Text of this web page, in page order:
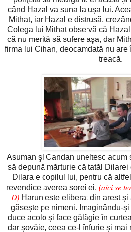
când Hazal va suna la uşa lui.
Mithat, iar Hazal e distrusă,
Colega lui Mithat observă că
că nu merită să sufere aşa, dar
firma lui Cihan, deocamdată nu are
treacă.
Asuman şi Candan uneltesc acum
să depună mărturie că tatăl Dilarei
Dilara e copilul lui, pentru că
revendice averea sorei ei. (aici se
D) Harun este eliberat din arest
găseşte pe nimeni. Imaginându-
duce acolo şi face gălăgie în
dar şovăie, ceea ce-l înfurie şi mai